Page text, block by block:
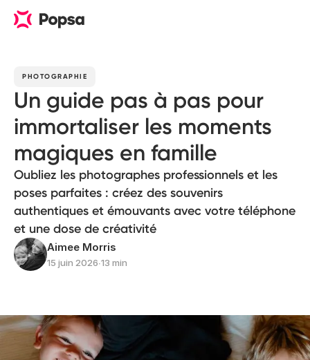
PHOTOGRAPHIE
Un guide pas à pas pour
immortaliser les moments
magiques en famille
Oubliez les photographes professionnels et les
poses parfaites : créez des souvenirs
authentiques et émouvants avec votre téléphone
et une dose de créativité
Aimee Morris
15 juin 2026∙13 min